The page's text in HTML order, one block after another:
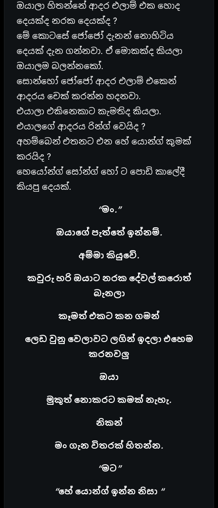
ඔයාලා හිතන්නේ ආදර එලාම් එක හොද
දෙයක්ද නරක දෙයක්ද ?
මේ කොටසේ ජෝජෝ දැනන් නොහිටිය
දෙයක් දැන ගන්නවා. ඒ මොකක්ද කියලා
ඔයාලම බලන්නකෝ.
සොන්හෝ ජෝජෝ ආදර එලාම් එකෙන්
ආදරය චෙක් කරන්න හදනවා.
එයාලා එකිනෙකාට කැමතිද කියලා.
එයාලගේ ආදරය රින්ග් වෙයිද ?
අහම්බෙන් එතනට එන හේ යොන්ග් කුමක්
කරයිද ?
හෙයෝන්ග් සෝන්ග් හෝ ට පොඩි කාලේදී
කියපු දෙයක්.
“මං.”
ඔයාගේ පැත්තේ ඉන්නම්.
අම්මා කියුවේ.
කවුරු හරි ඔයාට නරක දේවල් කරොත්
බැනලා
කෑමත් එකට කන ගමන්
ලෙඩ වුනු වෙලාවට ලගින් ඉදලා එහෙම
කරනවලු
ඔයා
මුකුත් නොකරට කමක් නැහැ.
නිකන්
මං ගැන විතරක් හිතන්න.
“මට”
“හේ යොන්ග් ඉන්න නිසා “